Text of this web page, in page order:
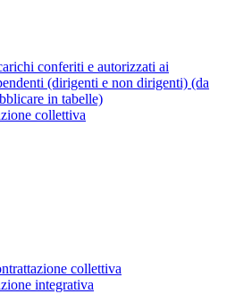
conferiti e autorizzati ai
(dirigenti e non dirigenti) (da
in tabelle)
collettiva
collettiva
integrativa